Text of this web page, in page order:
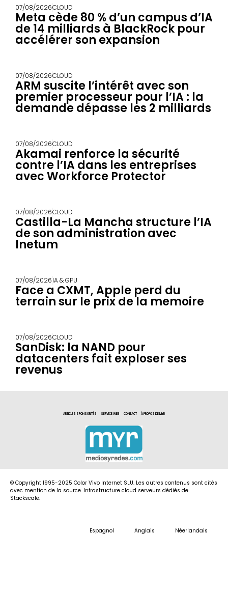
07/08/2026CLOUD
Meta cède 80 % d’un campus d’IA
de 14 milliards à BlackRock pour
accélérer son expansion
07/08/2026CLOUD
ARM suscite l’intérêt avec son
premier processeur pour l’IA : la
demande dépasse les 2 milliards
07/08/2026CLOUD
Akamai renforce la sécurité
contre l’IA dans les entreprises
avec Workforce Protector
07/08/2026CLOUD
Castilla-La Mancha structure l’IA
de son administration avec
Inetum
07/08/2026IA & GPU
Face a CXMT, Apple perd du
terrain sur le prix de la memoire
07/08/2026CLOUD
SanDisk: la NAND pour
datacenters fait exploser ses
revenus
ARTICLES SPONSORITÉS SERVICE WEB CONTACT À PROPOS DE MYR
© Copyright 1995-2025 Color Vivo Internet SLU. Les autres contenus sont cités
avec mention de la source. Infrastructure cloud serveurs dédiés de
Stackscale.
Espagnol Anglais Néerlandais